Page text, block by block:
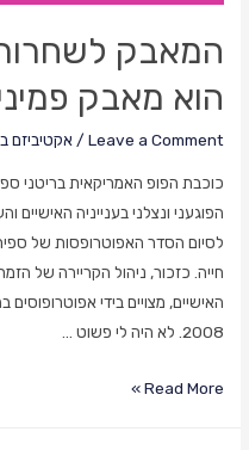
המאבק
הוא מאבק
Leave a Comment
/ אקטיביזם
כוכבת הפופ האמריקאית בריטני
הפוגעני ונצלני בענייניה
לסיום הסדר האפוטרופסות של
חייה. כזכור, ניהול הקריירה של
האישיים, מצויים בידי
2008. לא היה לי פשוט …
המאבק
Read More »